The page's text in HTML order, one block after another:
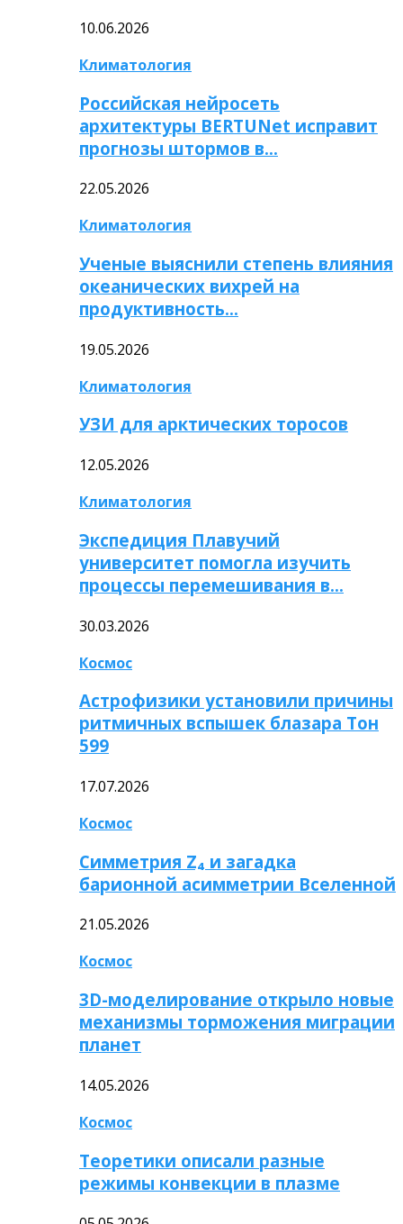
10.06.2026
Климатология
Российская нейросеть
архитектуры BERTUNet исправит
прогнозы штормов в…
22.05.2026
Климатология
Ученые выяснили степень влияния
океанических вихрей на
продуктивность…
19.05.2026
Климатология
УЗИ для арктических торосов
12.05.2026
Климатология
Экспедиция Плавучий
университет помогла изучить
процессы перемешивания в…
30.03.2026
Космос
Астрофизики установили причины
ритмичных вспышек блазара Тон
599
17.07.2026
Космос
Симметрия Z₄ и загадка
барионной асимметрии Вселенной
21.05.2026
Космос
3D-моделирование открыло новые
механизмы торможения миграции
планет
14.05.2026
Космос
Теоретики описали разные
режимы конвекции в плазме